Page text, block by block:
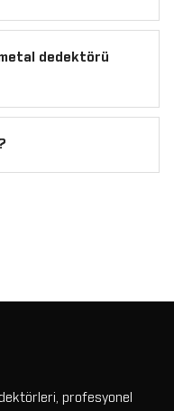
dedektörü
profesyonel